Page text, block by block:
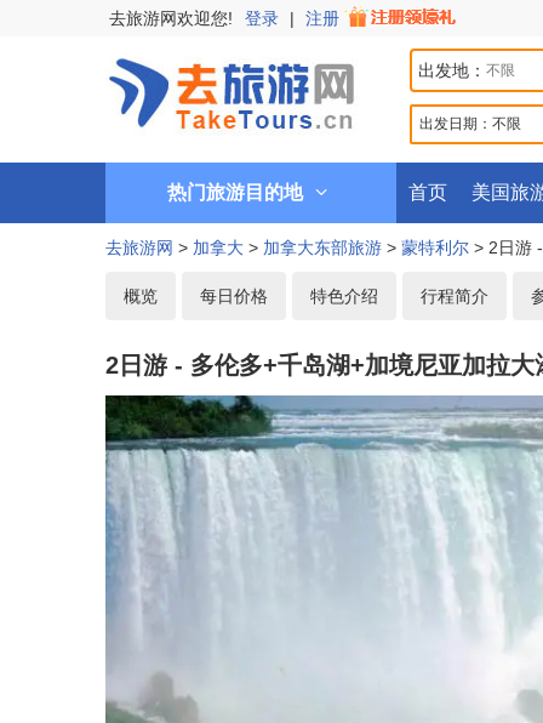
去旅游网欢迎您! 登录 | 注册
出发地：
出发日期： 不限
热门旅游目的地 首页 美国旅
去旅游网 > 加拿大 > 加拿大东部旅游 > 蒙特利尔 > 2日游
概览 每日价格 特色介绍 行程简介
2日游 - 多伦多+千岛湖+加境尼亚加拉